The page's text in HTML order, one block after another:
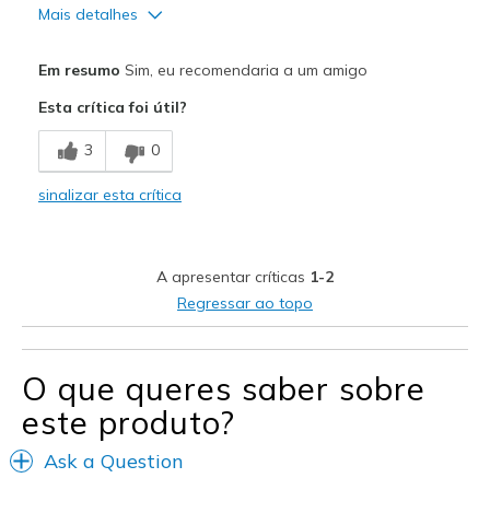
Mais detalhes
Comfortable
Stylish
Feels true to width
Sizing
Feels true to size
View On Shoes
Shoes are for Wearing
Em resumo Sim, eu recomendaria a um amigo
Esta crítica foi útil?
3 0
sinalizar esta crítica
A apresentar críticas 1-2
Regressar ao topo
O que queres saber sobre
este produto?
Ask a Question